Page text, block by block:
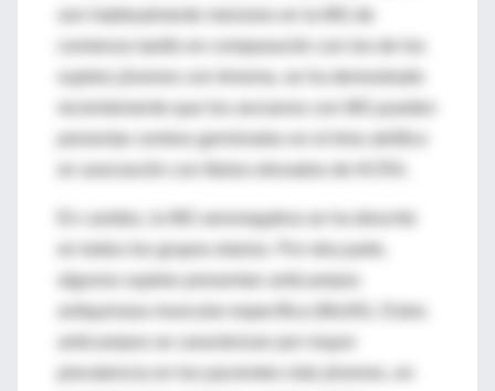
presentar centros germinales en el timo atrófico
En cambio, la MG seronegativa se ha descrito
en todos los grupos etarios. Por otra parte,
algunos sujetos presentan anticuerpos
anticuerpos se caracterizan por mayor